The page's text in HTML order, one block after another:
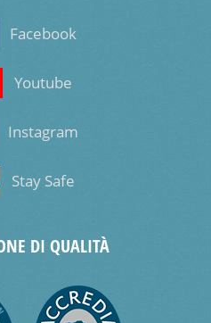
Facebook
Youtube
Instagram
Stay Safe
DI QUALITÀ